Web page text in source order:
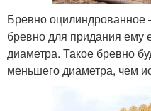
Бревно оцилиндрованное
бревно для придания ему
диаметра. Такое бревно
меньшего диаметра, чем